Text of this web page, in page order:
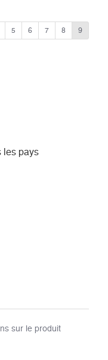
5 6 7 8 9
les pays
sur le produit